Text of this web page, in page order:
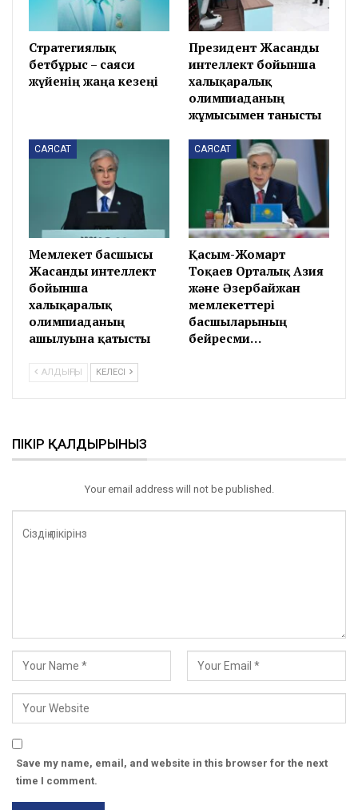
Стратегиялық
бетбұрыс – саяси
жүйенің жаңа кезеңі
Президент Жасанды
интеллект бойынша
халықаралық
олимпиаданың
жұмысымен танысты
САЯСАТ
Мемлекет басшысы
Жасанды интеллект
бойынша
халықаралық
олимпиаданың
ашылуына қатысты
САЯСАТ
Қасым-Жомарт
Тоқаев Орталық Азия
және Әзербайжан
мемлекеттері
басшыларының
бейресми…
АЛДЫҢҒЫ КЕЛЕСІ
ПІКІР ҚАЛДЫРЫНЫЗ
Your email address will not be published.
Save my name, email, and website in this browser for the next
time I comment.